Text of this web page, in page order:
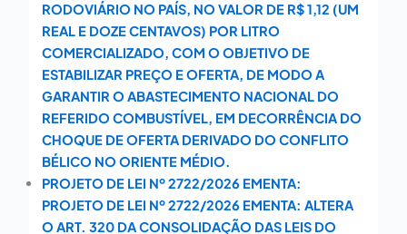
RODOVIÁRIO NO PAÍS, NO VALOR DE R$ 1,12 (UM
REAL E DOZE CENTAVOS) POR LITRO
COMERCIALIZADO, COM O OBJETIVO DE
ESTABILIZAR PREÇO E OFERTA, DE MODO A
GARANTIR O ABASTECIMENTO NACIONAL DO
REFERIDO COMBUSTÍVEL, EM DECORRÊNCIA DO
CHOQUE DE OFERTA DERIVADO DO CONFLITO
BÉLICO NO ORIENTE MÉDIO.
PROJETO DE LEI Nº 2722/2026 EMENTA:
PROJETO DE LEI Nº 2722/2026 EMENTA: ALTERA
O ART. 320 DA CONSOLIDAÇÃO DAS LEIS DO